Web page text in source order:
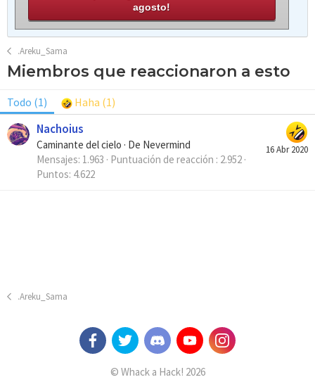
agosto!
.Areku_Sama
Miembros que reaccionaron a esto
Todo (1) Haha (1)
16 Abr 2020
Nachoius
Caminante del cielo · De Nevermind
Mensajes 1.963 Puntuación de reacción 2.952
Puntos 4.622
.Areku_Sama
© Whack a Hack! 2026